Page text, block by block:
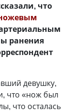
что
ранения
девушку,
что «нож был
что осталась